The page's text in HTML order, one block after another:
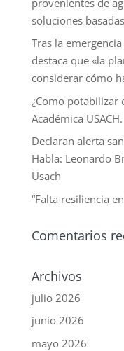
soluciones
Tras la
destaca que «la
considerar cómo
¿Como potabilizar
Académica USACH.
Declaran alerta
Habla: Leonardo
Usach
“Falta resiliencia
Comentarios
Archivos
julio 2026
junio 2026
mayo 2026